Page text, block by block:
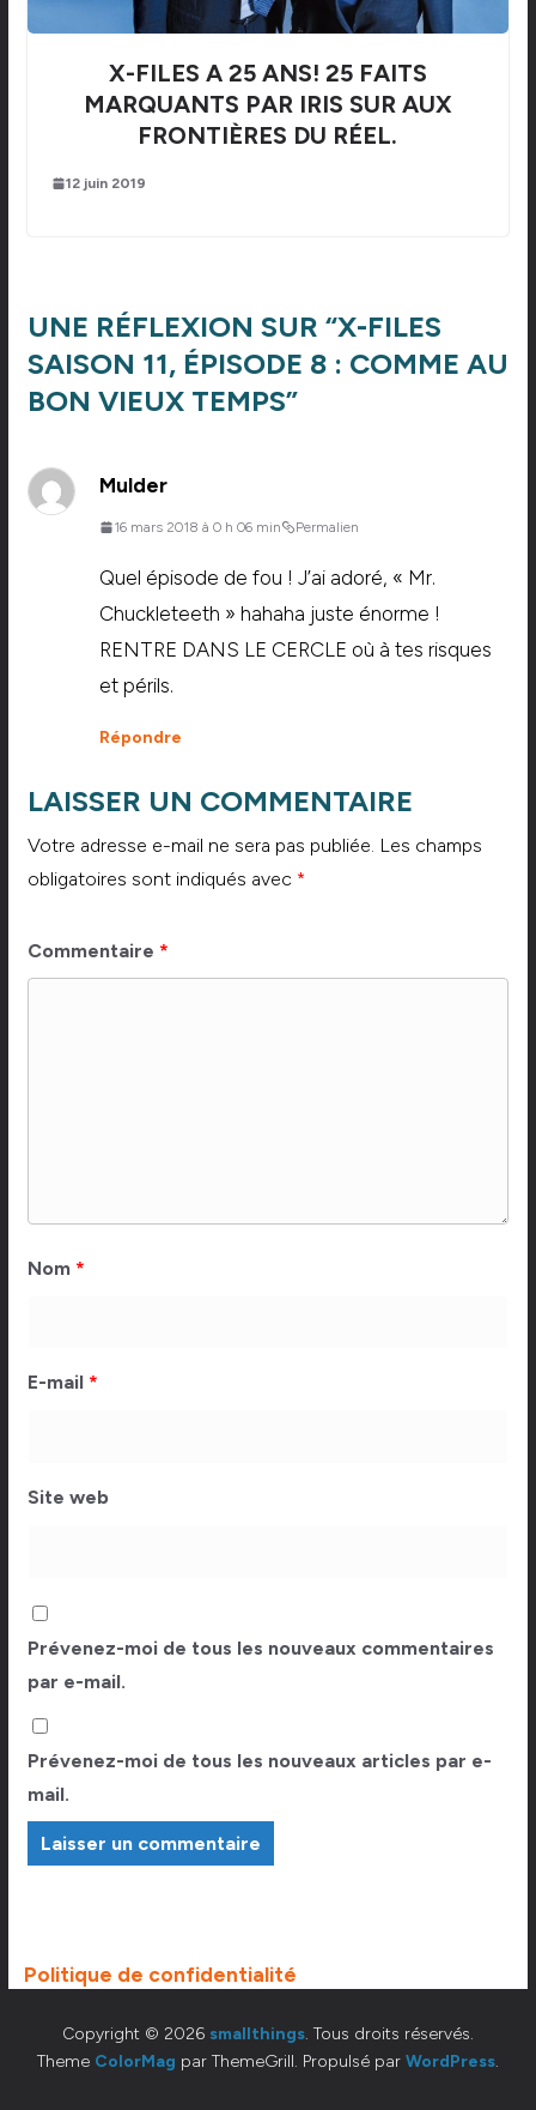
X-FILES A 25 ANS! 25 FAITS
MARQUANTS PAR IRIS SUR AUX
FRONTIÈRES DU RÉEL.
12 juin 2019
UNE RÉFLEXION SUR “X-FILES
SAISON 11, ÉPISODE 8 : COMME AU
BON VIEUX TEMPS”
Mulder
16 mars 2018 à 0 h 06 min Permalien
Quel épisode de fou ! J’ai adoré, « Mr.
Chuckleteeth » hahaha juste énorme !
RENTRE DANS LE CERCLE où à tes risques
et périls.
Répondre
LAISSER UN COMMENTAIRE
Votre adresse e-mail ne sera pas publiée. Les champs
obligatoires sont indiqués avec *
Commentaire *
Nom *
E-mail *
Site web
Prévenez-moi de tous les nouveaux commentaires
par e-mail.
Prévenez-moi de tous les nouveaux articles par e-
mail.
Politique de confidentialité
Copyright © 2026 smallthings. Tous droits réservés.
Theme ColorMag par ThemeGrill. Propulsé par WordPress.